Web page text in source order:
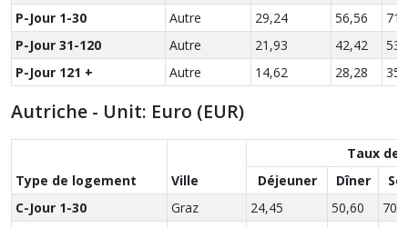
P-Jour 1-30
Autre 29,24 56,56
P-Jour 31-120
Autre 21,93 42,42
P-Jour 121 +
Autre 14,62 28,28
Autriche - Unit: Euro (EUR)
Type de logement Ville
Taux
Déjeuner
Dîner
C-Jour 1-30
Graz 24,45 50,60